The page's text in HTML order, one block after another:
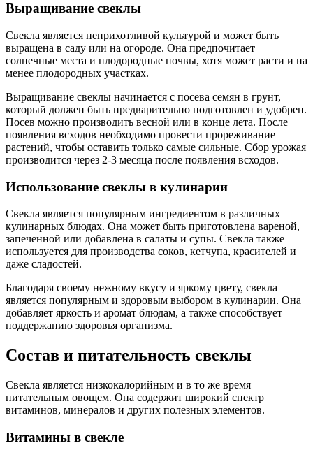
Выращивание свеклы
Свекла является неприхотливой культурой и может быть
выращена в саду или на огороде. Она предпочитает
солнечные места и плодородные почвы, хотя может расти и на
менее плодородных участках.
Выращивание свеклы начинается с посева семян в грунт,
который должен быть предварительно подготовлен и удобрен.
Посев можно производить весной или в конце лета. После
появления всходов необходимо провести прореживание
растений, чтобы оставить только самые сильные. Сбор урожая
производится через 2-3 месяца после появления всходов.
Использование свеклы в кулинарии
Свекла является популярным ингредиентом в различных
кулинарных блюдах. Она может быть приготовлена вареной,
запеченной или добавлена в салаты и супы. Свекла также
используется для производства соков, кетчупа, красителей и
даже сладостей.
Благодаря своему нежному вкусу и яркому цвету, свекла
является популярным и здоровым выбором в кулинарии. Она
добавляет яркость и аромат блюдам, а также способствует
поддержанию здоровья организма.
Состав и питательность свеклы
Свекла является низкокалорийным и в то же время
питательным овощем. Она содержит широкий спектр
витаминов, минералов и других полезных элементов.
Витамины в свекле